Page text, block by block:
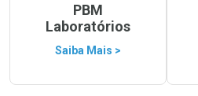
PBM
Laboratórios
Saiba Mais >